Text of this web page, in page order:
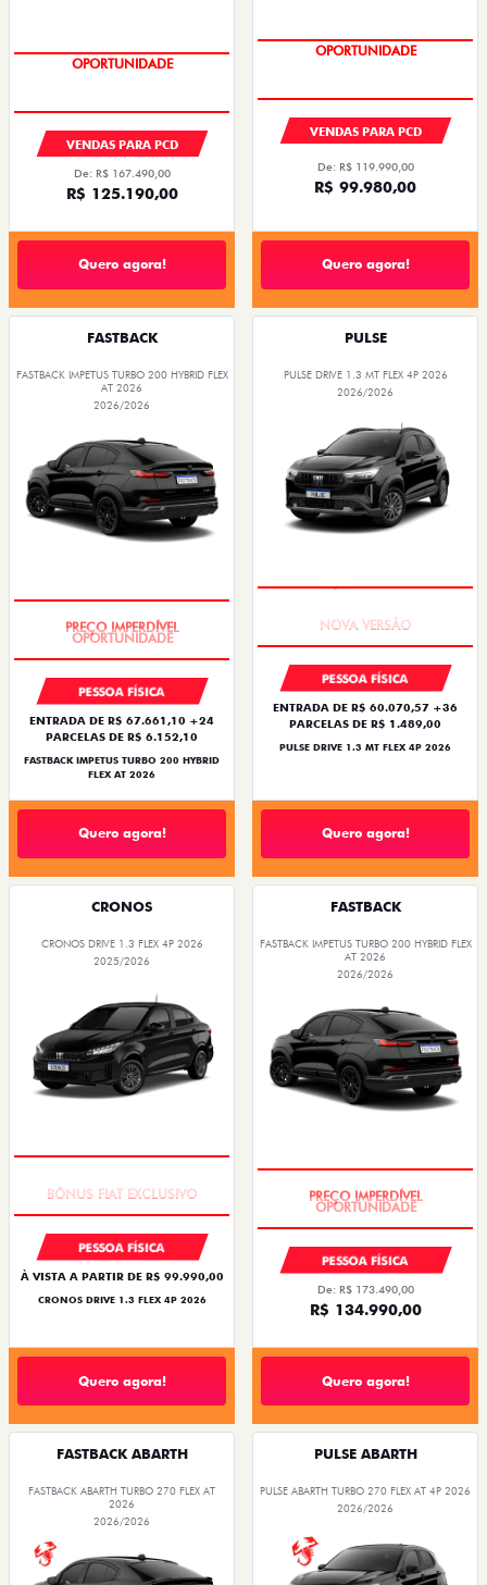
OPORTUNIDADE
VENDAS PARA PCD
De: R$ 167.490,00
R$ 125.190,00
Quero agora!
OPORTUNIDADE
VENDAS PARA PCD
De: R$ 119.990,00
R$ 99.980,00
Quero agora!
FASTBACK
FASTBACK IMPETUS TURBO 200 HYBRID FLEX
AT 2026
2026/2026
PESSOA FÍSICA
ENTRADA DE R$ 67.661,10 +24
PARCELAS DE R$ 6.152,10
FASTBACK IMPETUS TURBO 200 HYBRID
FLEX AT 2026
Quero agora!
PULSE
PULSE DRIVE 1.3 MT FLEX 4P 2026
2026/2026
PESSOA FÍSICA
ENTRADA DE R$ 60.070,57 +36
PARCELAS DE R$ 1.489,00
PULSE DRIVE 1.3 MT FLEX 4P 2026
Quero agora!
CRONOS
CRONOS DRIVE 1.3 FLEX 4P 2026
2025/2026
PESSOA FÍSICA
À VISTA A PARTIR DE R$ 99.990,00
CRONOS DRIVE 1.3 FLEX 4P 2026
Quero agora!
FASTBACK
FASTBACK IMPETUS TURBO 200 HYBRID FLEX
AT 2026
2026/2026
PESSOA FÍSICA
De: R$ 173.490,00
R$ 134.990,00
Quero agora!
FASTBACK ABARTH
FASTBACK ABARTH TURBO 270 FLEX AT
2026
2026/2026
PULSE ABARTH
PULSE ABARTH TURBO 270 FLEX AT 4P 2026
2026/2026